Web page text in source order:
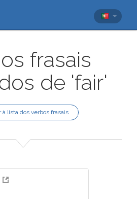
frasais
de 'fair'
lista dos verbos frasais